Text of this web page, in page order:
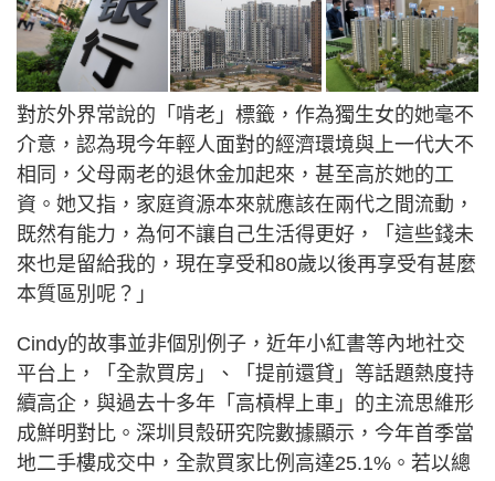
對於外界常說的「啃老」標籤，作為獨生女的她毫不
介意，認為現今年輕人面對的經濟環境與上一代大不
相同，父母兩老的退休金加起來，甚至高於她的工
資。她又指，家庭資源本來就應該在兩代之間流動，
既然有能力，為何不讓自己生活得更好，「這些錢未
來也是留給我的，現在享受和80歲以後再享受有甚麼
本質區別呢？」
Cindy的故事並非個別例子，近年小紅書等內地社交
平台上，「全款買房」、「提前還貸」等話題熱度持
續高企，與過去十多年「高槓桿上車」的主流思維形
成鮮明對比。深圳貝殼研究院數據顯示，今年首季當
地二手樓成交中，全款買家比例高達25.1%。若以總